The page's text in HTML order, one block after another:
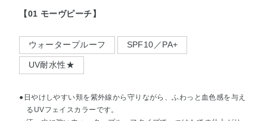
【01 モーヴピーチ】
ウォータープルーフ SPF10／PA+
UV耐水性★
●日やけしやすい頬を紫外線から守りながら、ふわっと血色感を与え
るUVフェイスカラーです。